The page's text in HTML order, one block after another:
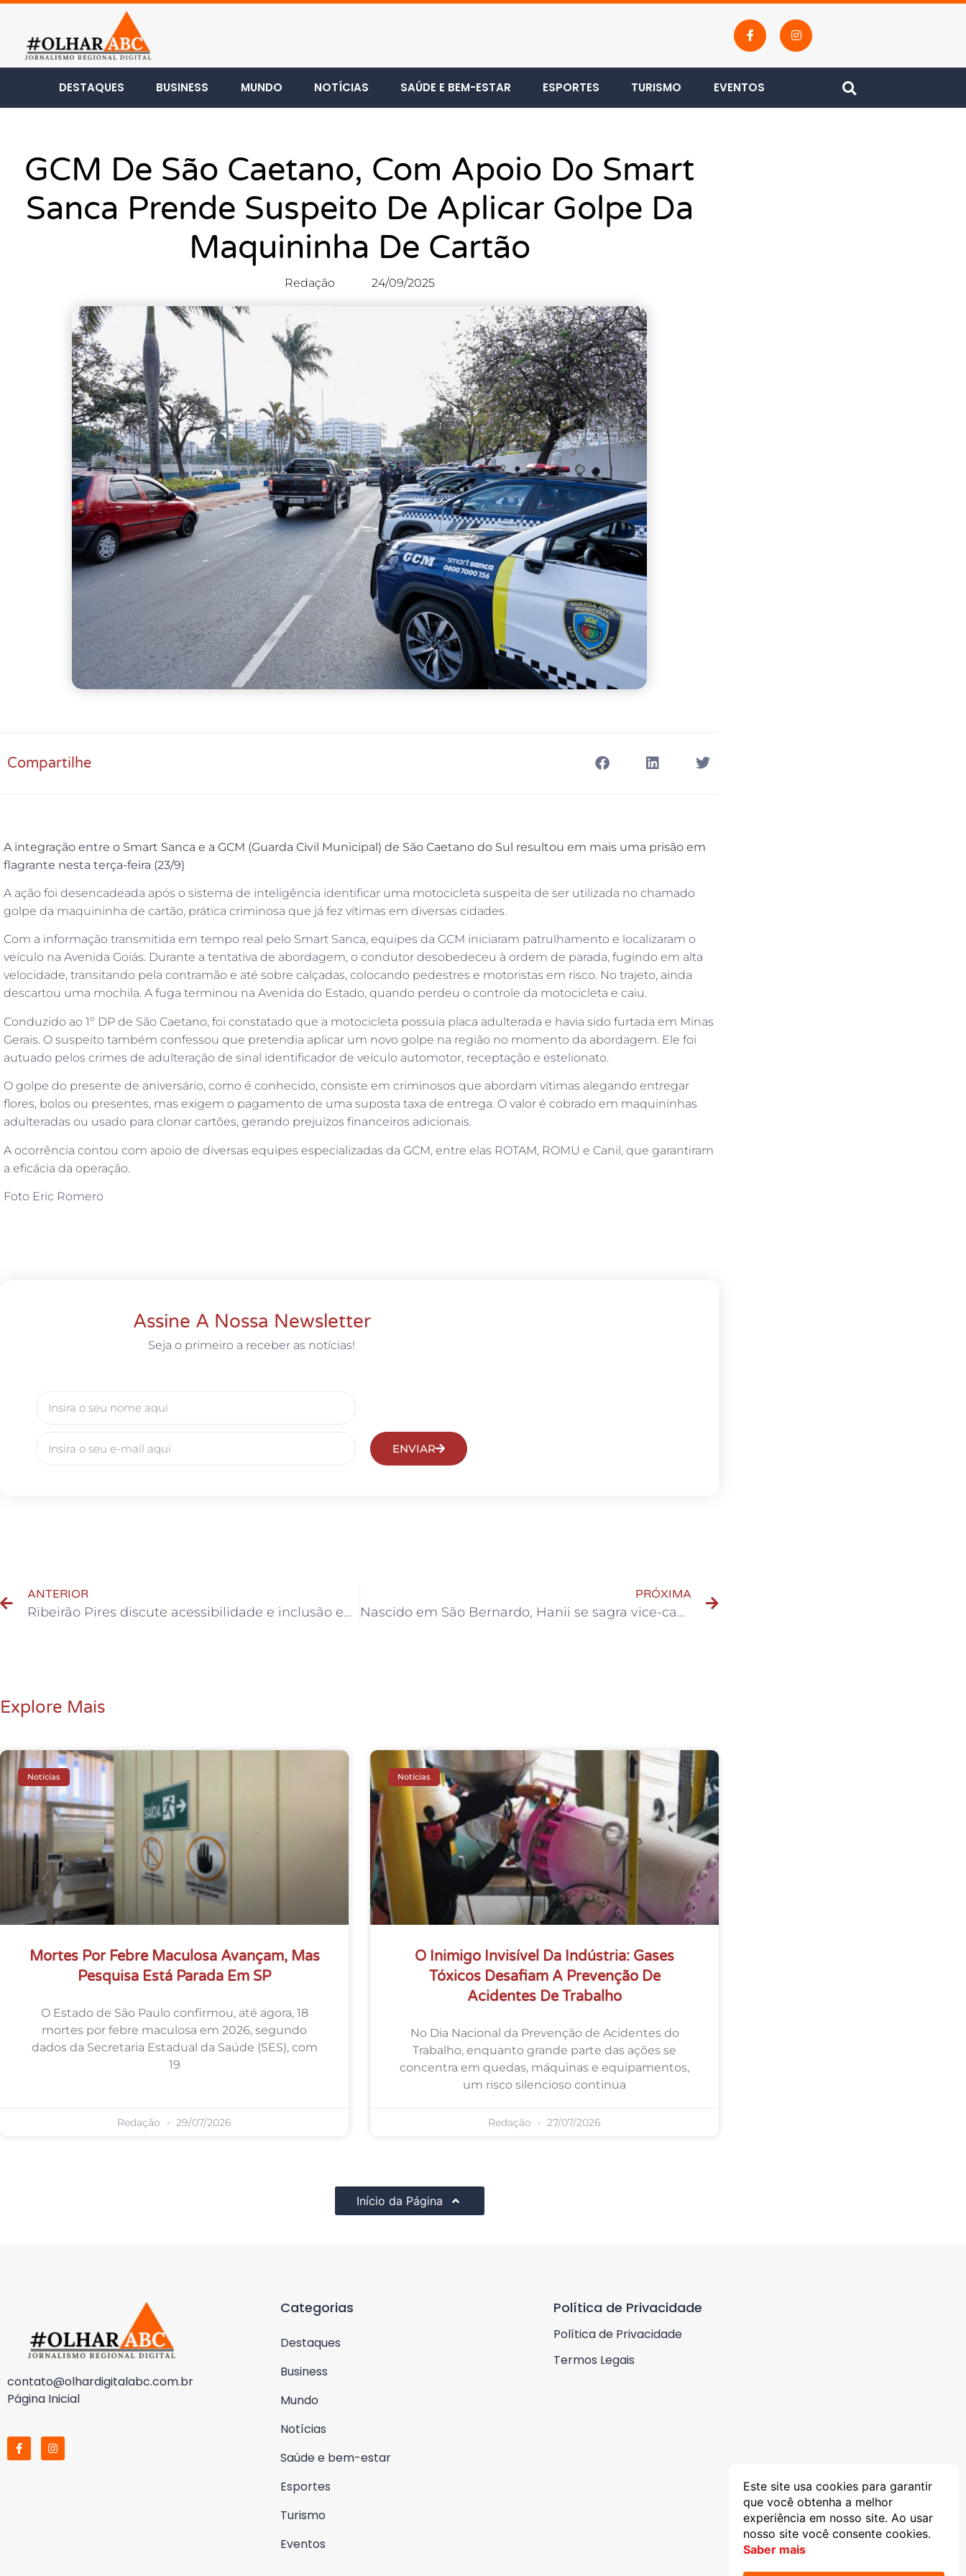
DESTAQUES BUSINESS MUNDO NOTÍCIAS SAÚDE E BEM-ESTAR ESPORTES TURISMO EVENTOS
GCM De São Caetano, Com Apoio Do Smart
Sanca Prende Suspeito De Aplicar Golpe Da
Maquininha De Cartão
Redação 24/09/2025
Compartilhe
A integração entre o Smart Sanca e a GCM (Guarda Civil Municipal) de São Caetano do Sul resultou em mais uma prisão em
flagrante nesta terça-feira (23/9)
A ação foi desencadeada após o sistema de inteligência identificar uma motocicleta suspeita de ser utilizada no chamado
golpe da maquininha de cartão, prática criminosa que já fez vítimas em diversas cidades.
Com a informação transmitida em tempo real pelo Smart Sanca, equipes da GCM iniciaram patrulhamento e localizaram o
veículo na Avenida Goiás. Durante a tentativa de abordagem, o condutor desobedeceu à ordem de parada, fugindo em alta
velocidade, transitando pela contramão e até sobre calçadas, colocando pedestres e motoristas em risco. No trajeto, ainda
descartou uma mochila. A fuga terminou na Avenida do Estado, quando perdeu o controle da motocicleta e caiu.
Conduzido ao 1º DP de São Caetano, foi constatado que a motocicleta possuía placa adulterada e havia sido furtada em Minas
Gerais. O suspeito também confessou que pretendia aplicar um novo golpe na região no momento da abordagem. Ele foi
autuado pelos crimes de adulteração de sinal identificador de veículo automotor, receptação e estelionato.
O golpe do presente de aniversário, como é conhecido, consiste em criminosos que abordam vítimas alegando entregar
flores, bolos ou presentes, mas exigem o pagamento de uma suposta taxa de entrega. O valor é cobrado em maquininhas
adulteradas ou usado para clonar cartões, gerando prejuízos financeiros adicionais.
A ocorrência contou com apoio de diversas equipes especializadas da GCM, entre elas ROTAM, ROMU e Canil, que garantiram
a eficácia da operação.
Foto Eric Romero
Assine A Nossa Newsletter
Seja o primeiro a receber as notícias!
ENVIAR
ANTERIOR
Ribeirão Pires discute acessibilidade e inclusão em noite do 1º Festival Sem Barreiras
PRÓXIMA
Nascido em São Bernardo, Hanii se sagra vice-campeão do Estrela da Casa
Explore Mais
Notícias
Mortes Por Febre Maculosa Avançam, Mas
Pesquisa Está Parada Em SP
O Estado de São Paulo confirmou, até agora, 18
mortes por febre maculosa em 2026, segundo
dados da Secretaria Estadual da Saúde (SES), com
19
Redação 29/07/2026
Notícias
O Inimigo Invisível Da Indústria: Gases
Tóxicos Desafiam A Prevenção De
Acidentes De Trabalho
No Dia Nacional da Prevenção de Acidentes do
Trabalho, enquanto grande parte das ações se
concentra em quedas, máquinas e equipamentos,
um risco silencioso continua
Redação 27/07/2026
Início da Página
contato@olhardigitalabc.com.br
Página Inicial
Categorias
Destaques
Business
Mundo
Notícias
Saúde e bem-estar
Esportes
Turismo
Eventos
Política de Privacidade
Política de Privacidade
Termos Legais
Este site usa cookies para garantir
que você obtenha a melhor
experiência em nosso site. Ao usar
nosso site você consente cookies.
Saber mais